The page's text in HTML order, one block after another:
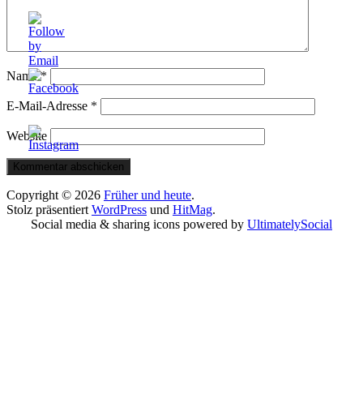
Name*
E-Mail-Adresse *
Website
Copyright © 2026 Früher und heute.
Stolz präsentiert WordPress und HitMag.
Social media & sharing icons powered by UltimatelySocial